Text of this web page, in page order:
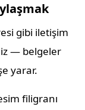
gibi iletişim
— belgeler
yarar.
filigranı